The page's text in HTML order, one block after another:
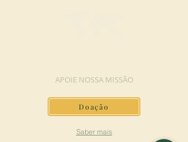
APOIE NOSSA MISSÃO
Doação
Saber mais